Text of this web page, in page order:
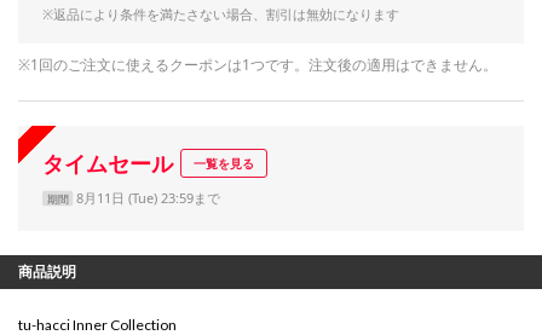
※返品により条件を満たさない場合、割引は無効になります
※1回のご注文に使えるクーポンは1つです。注文後の適用はできません。
タイムセール 一覧を見る
期間 8月11日 (Tue) 23:59まで
商品説明
tu-hacci Inner Collection